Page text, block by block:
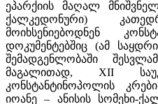
ეპარქიის მაღალ
ქალკედონური)
მოიხსენიებოდნენ
დოკუმენტებშიც (ამ
შემადგენლობაში
მაგალითად, XII
კონსტანტინოპოლის
იოანე – ანისის სომეხი-